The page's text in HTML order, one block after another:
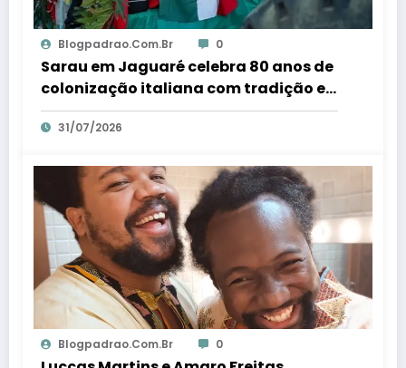
Blogpadrao.com.br 0
Sarau em Jaguaré celebra 80 anos de
colonização italiana com tradição e
trambolhão da polenta – Em Dia ES
31/07/2026
Blogpadrao.com.br 0